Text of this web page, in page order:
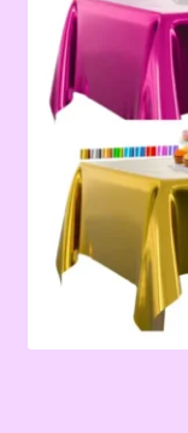
Información de
My Account
Terms &
Tienda